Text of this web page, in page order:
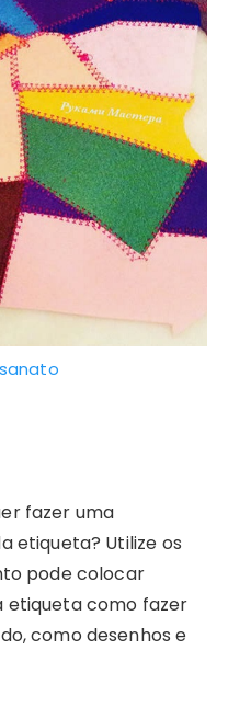
fazer uma
etiqueta? Utilize os
pode colocar
etiqueta como fazer
como desenhos e